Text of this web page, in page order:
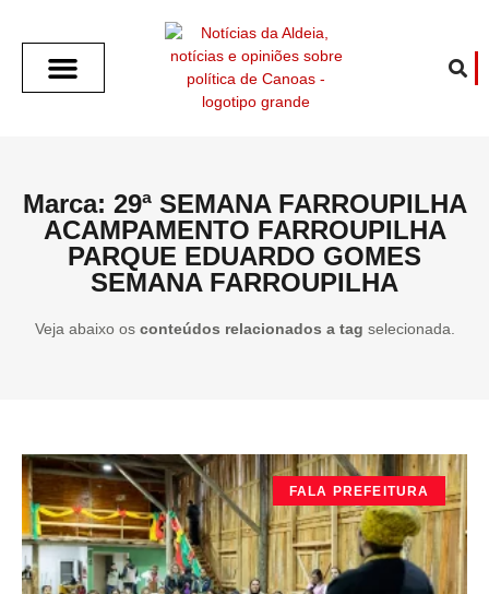
Marca: 29ª SEMANA FARROUPILHA
ACAMPAMENTO FARROUPILHA
PARQUE EDUARDO GOMES
SEMANA FARROUPILHA
Veja abaixo os conteúdos relacionados a tag selecionada.
FALA PREFEITURA